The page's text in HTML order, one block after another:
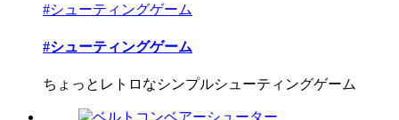
#シューティングゲーム
#シューティングゲーム
ちょっとレトロなシンプルシューティングゲーム